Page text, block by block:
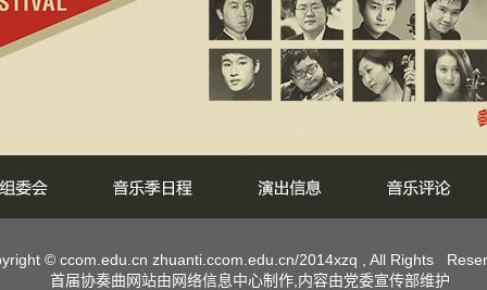
© ccom.edu.cn zhuanti.ccom.edu.cn/2014xzq , All Rights
首届协奏曲网站由网络信息中心制作,内容由党委宣传部维护